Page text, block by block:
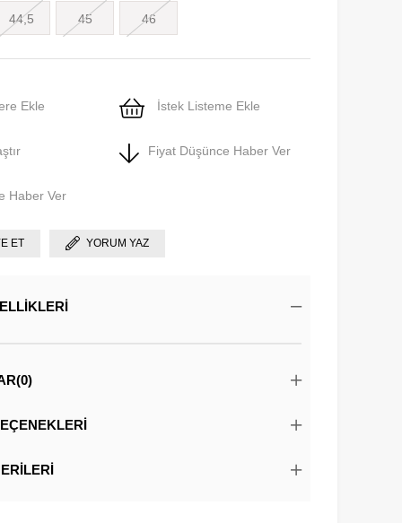
44,5 45 46
Ekle İstek Listeme Ekle
Fiyat Düşünce Haber Ver
Haber Ver
ET YORUM YAZ
(0)